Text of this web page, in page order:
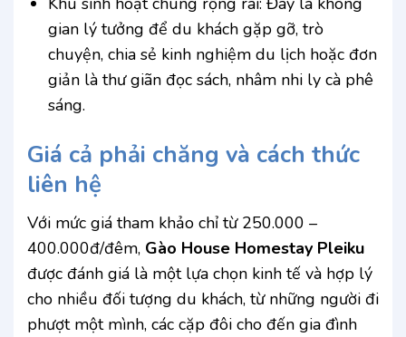
gian lý tưởng để du khách gặp gỡ, trò
chuyện, chia sẻ kinh nghiệm du lịch hoặc đơn
giản là thư giãn đọc sách, nhâm nhi ly cà phê
sáng.
Giá cả phải chăng và cách thức
liên hệ
Với mức giá tham khảo chỉ từ 250.000 –
400.000đ/đêm, Gào House Homestay Pleiku
được đánh giá là một lựa chọn kinh tế và hợp lý
cho nhiều đối tượng du khách, từ những người đi
phượt một mình, các cặp đôi cho đến gia đình